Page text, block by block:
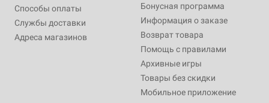
Способы оплаты
Службы доставки
Адреса магазинов
Бонусная программа
Информация о заказе
Возврат товара
Помощь с правилами
Архивные игры
Товары без скидки
Мобильное приложение